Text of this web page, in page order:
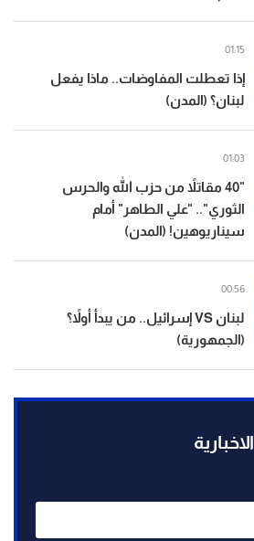
إذا تعطلت المفاوضات.. ماذا يفعل
لبنان؟ (المدن)
01:15
"40 مقاتلاً من حزب الله والحرس
الثوري".. "علي الطاهر" أمام
سيناريوهين! (المدن)
01:03
لبنان VS إسرائيل.. من يبدأ أولاً؟
(الجمهورية)
00:56